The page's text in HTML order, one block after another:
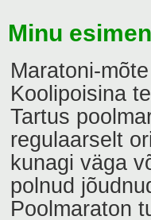
Minu
Maratoni-
Koolipoisina
Tartus
regulaarselt
kunagi väga
polnud
Poolmaraton